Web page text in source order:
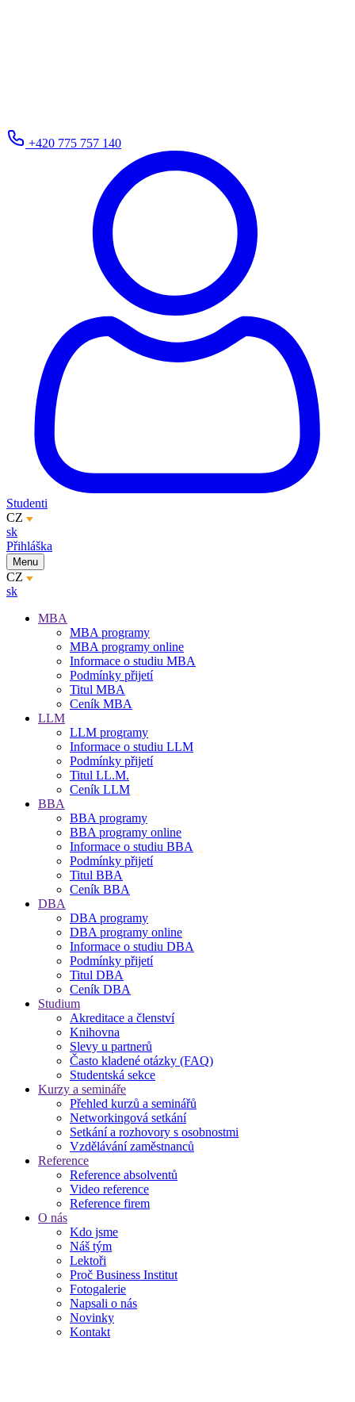
+420 775 757 140
Studenti
CZ
sk
Přihláška
Menu
CZ
sk
MBA
MBA programy
MBA programy online
Informace o studiu MBA
Podmínky přijetí
Titul MBA
Ceník MBA
LLM
LLM programy
Informace o studiu LLM
Podmínky přijetí
Titul LL.M.
Ceník LLM
BBA
BBA programy
BBA programy online
Informace o studiu BBA
Podmínky přijetí
Titul BBA
Ceník BBA
DBA
DBA programy
DBA programy online
Informace o studiu DBA
Podmínky přijetí
Titul DBA
Ceník DBA
Studium
Akreditace a členství
Knihovna
Slevy u partnerů
Často kladené otázky (FAQ)
Studentská sekce
Kurzy a semináře
Přehled kurzů a seminářů
Networkingová setkání
Setkání a rozhovory s osobnostmi
Vzdělávání zaměstnanců
Reference
Reference absolventů
Video reference
Reference firem
O nás
Kdo jsme
Náš tým
Lektoři
Proč Business Institut
Fotogalerie
Napsali o nás
Novinky
Kontakt